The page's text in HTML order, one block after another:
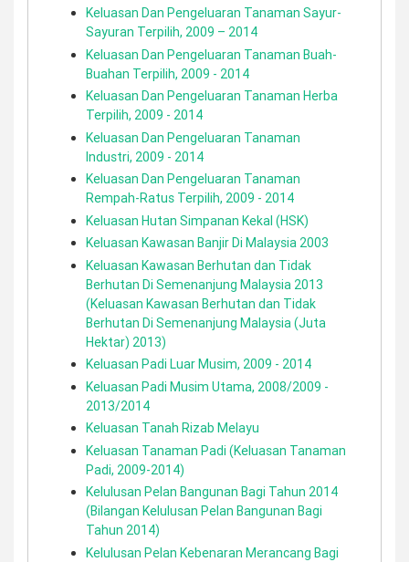
Keluasan Dan Pengeluaran Tanaman Sayur-
Sayuran Terpilih, 2009 – 2014
Keluasan Dan Pengeluaran Tanaman Buah-
Buahan Terpilih, 2009 - 2014
Keluasan Dan Pengeluaran Tanaman Herba
Terpilih, 2009 - 2014
Keluasan Dan Pengeluaran Tanaman
Industri, 2009 - 2014
Keluasan Dan Pengeluaran Tanaman
Rempah-Ratus Terpilih, 2009 - 2014
Keluasan Hutan Simpanan Kekal (HSK)
Keluasan Kawasan Banjir Di Malaysia 2003
Keluasan Kawasan Berhutan dan Tidak
Berhutan Di Semenanjung Malaysia 2013
(Keluasan Kawasan Berhutan dan Tidak
Berhutan Di Semenanjung Malaysia (Juta
Hektar) 2013)
Keluasan Padi Luar Musim, 2009 - 2014
Keluasan Padi Musim Utama, 2008/2009 -
2013/2014
Keluasan Tanah Rizab Melayu
Keluasan Tanaman Padi (Keluasan Tanaman
Padi, 2009-2014)
Kelulusan Pelan Bangunan Bagi Tahun 2014
(Bilangan Kelulusan Pelan Bangunan Bagi
Tahun 2014)
Kelulusan Pelan Kebenaran Merancang Bagi